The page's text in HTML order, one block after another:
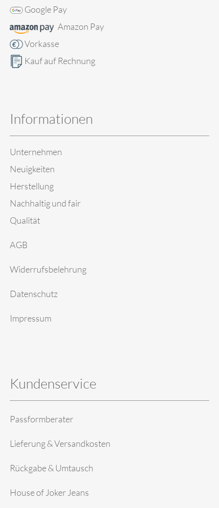
Google Pay
Amazon Pay
Vorkasse
Kauf auf Rechnung
Informationen
Unternehmen
Neuigkeiten
Herstellung
Nachhaltig und fair
Qualität
AGB
Widerrufsbelehrung
Datenschutz
Impressum
Kundenservice
Passformberater
Lieferung & Versandkosten
Rückgabe & Umtausch
House of Joker Jeans